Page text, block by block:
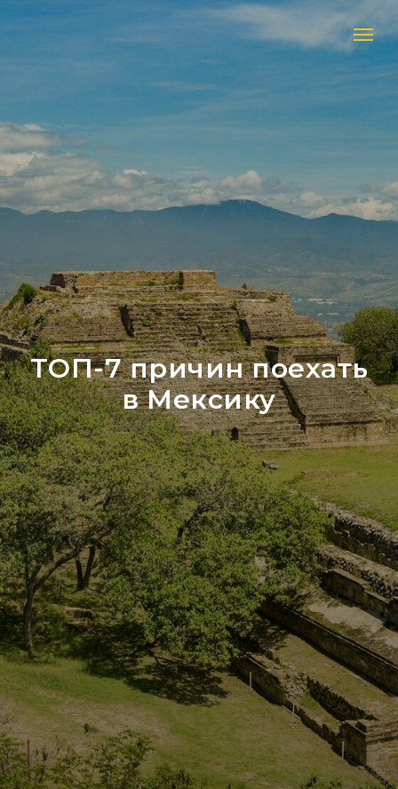
ТОП-7 причин поехать
в Мексику